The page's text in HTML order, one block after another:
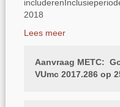
2018
Lees meer
Aanvraag METC:
VUmc 2017.286 op